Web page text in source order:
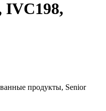
IVC198,
продукты, Senior